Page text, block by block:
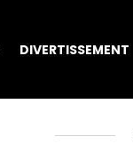
DIVERTISSEMENT